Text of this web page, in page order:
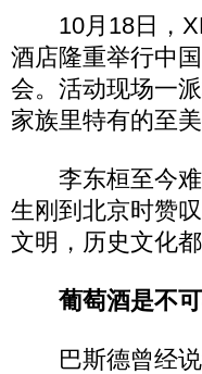
10月18日，
酒店隆重举行中
会。活动现场一
家族里特有的至
李东桓至今难
生刚到北京时赞
文明，历史文化
葡萄酒是不
巴斯德曾经说